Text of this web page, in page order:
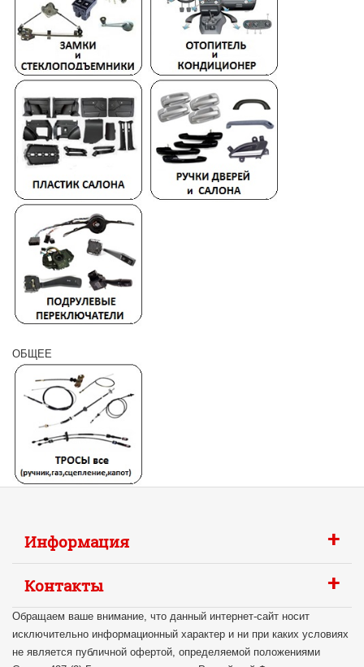
ОБЩЕЕ
Информация +
Контакты +
Обращаем ваше внимание, что данный интернет-сайт носит
исключительно информационный характер и ни при каких условиях
не является публичной офертой, определяемой положениями